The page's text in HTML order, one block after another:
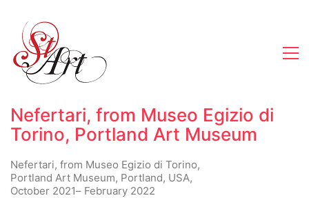
Nefertari, from Museo Egizio di
Torino, Portland Art Museum
Nefertari, from Museo Egizio di Torino,
Portland Art Museum, Portland, USA,
October 2021– February 2022